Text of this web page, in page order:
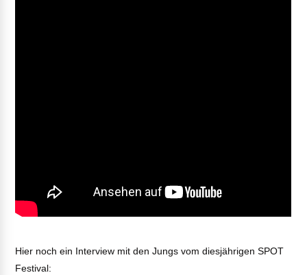
Hier noch ein Interview mit den Jungs vom diesjährigen SPOT
Festival: